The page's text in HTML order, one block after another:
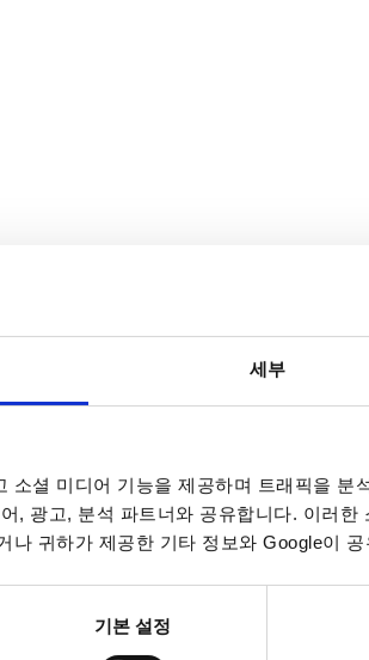
세부
소셜 미디어 기능을 제공하며 트래픽을 분
, 광고, 분석 파트너와 공유합니다. 이러
나 귀하가 제공한 기타 정보와 Google이
기본 설정